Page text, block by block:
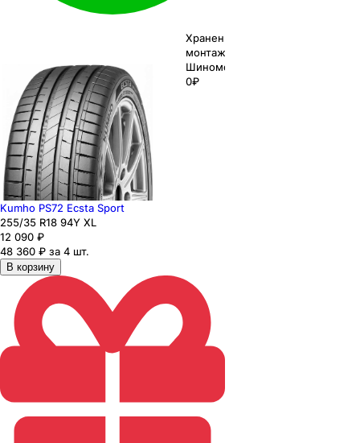
Хранение до
монтажа 0₽
Шиномонтаж
0₽
Kumho PS72 Ecsta Sport
255/35 R18 94Y XL
12 090 ₽
48 360 ₽ за 4 шт.
В корзину